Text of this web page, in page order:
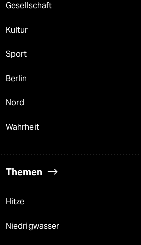
Gesellschaft
Kultur
Sport
Berlin
Nord
Wahrheit
Themen
Hitze
Niedrigwasser